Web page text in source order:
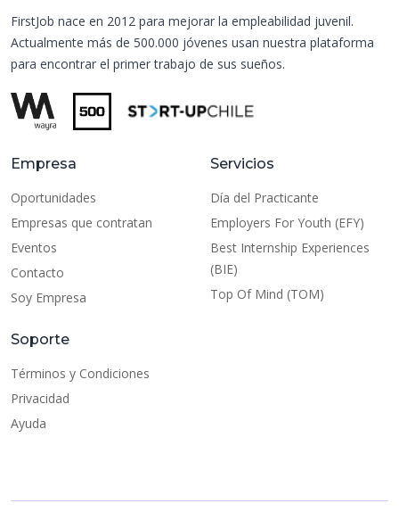
FirstJob nace en 2012 para mejorar la empleabilidad juvenil.
Actualmente más de 500.000 jóvenes usan nuestra plataforma
para encontrar el primer trabajo de sus sueños.
Empresa
Oportunidades
Empresas que contratan
Eventos
Contacto
Soy Empresa
Servicios
Día del Practicante
Employers For Youth (EFY)
Best Internship Experiences
(BIE)
Top Of Mind (TOM)
Soporte
Términos y Condiciones
Privacidad
Ayuda